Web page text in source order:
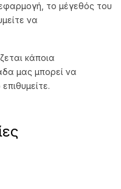
το μέγεθός του
να
κάποια
μας μπορεί να